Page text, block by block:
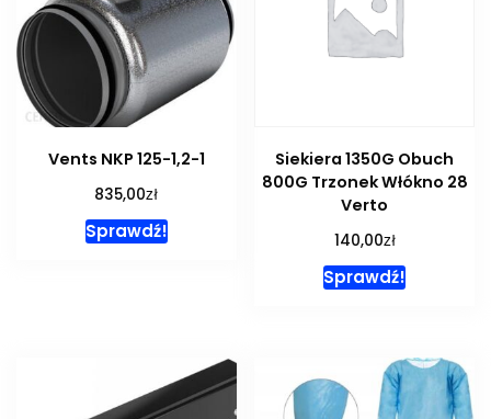
Vents NKP 125-1,2-1
835,00zł
Sprawdź!
Siekiera 1350G Obuch
800G Trzonek Włókno 28
Verto
140,00zł
Sprawdź!